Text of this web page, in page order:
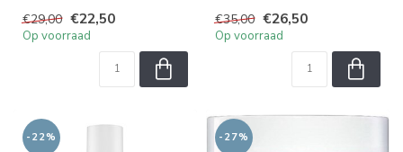
Silk Technology. Verzorgt...
€29,00 €22,50
Op voorraad
Silk Technology. Verzorgt...
€35,00 €26,50
Op voorraad
-22% -27%